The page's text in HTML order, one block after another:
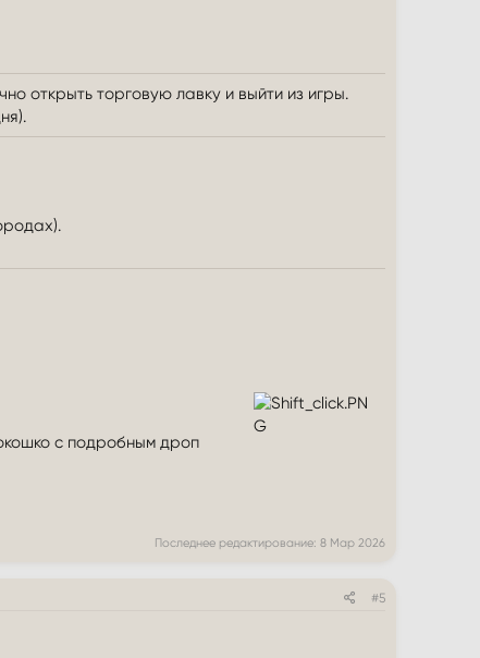
открыть торговую лавку и выйти из игры.
с подробным дроп
Последнее редактирование: 8 Мар 2026
#5